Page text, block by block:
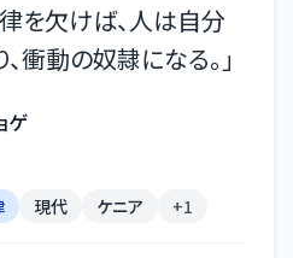
を欠けば、人は自分
衝動の奴隷になる。 」
ゲ
現代 ケニア +1